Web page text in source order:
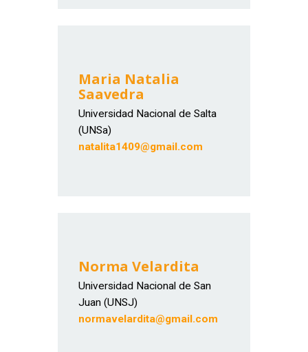
Maria Natalia
Saavedra
Universidad Nacional de Salta
(UNSa)
natalita1409@gmail.com
Norma Velardita
Universidad Nacional de San
Juan (UNSJ)
normavelardita@gmail.com